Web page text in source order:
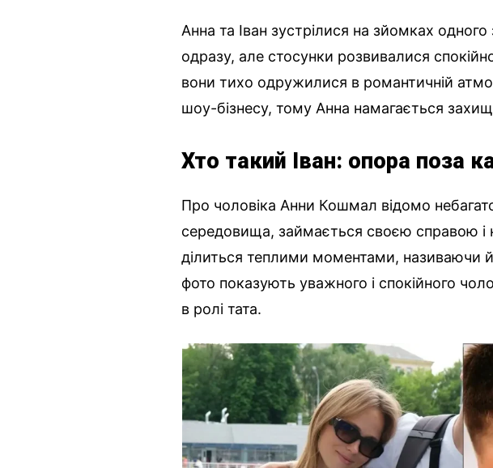
Анна та Іван зустрілися на зйомках
одразу, але стосунки розвивалися
вони тихо одружилися в романтичній
шоу-бізнесу, тому Анна намагається
Хто такий Іван: опора поза
Про чоловіка Анни Кошмал відомо
середовища, займається своєю справою і
ділиться теплими моментами, називаючи
фото показують уважного і спокійного
в ролі тата.